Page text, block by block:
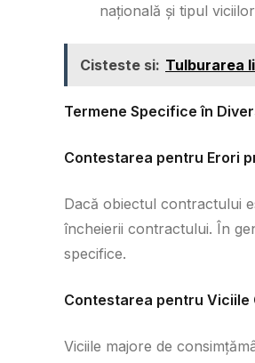
națională și tipul
Cisteste si: Tulburarea
Termene Specifice în
Contestarea pentru Erori
Dacă obiectul contractului
încheierii contractului. În
specifice.
Contestarea pentru Viciile
Viciile majore de